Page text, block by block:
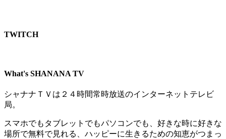
TWITCH​
What's SHANANA TV
シャナナＴＶは２４時間常時放送のインターネットテレビ
局。
スマホでもタブレットでもパソコンでも、好きな時に好きな
場所で無料で見れる、 ハッピーに生きるための知恵がつまっ